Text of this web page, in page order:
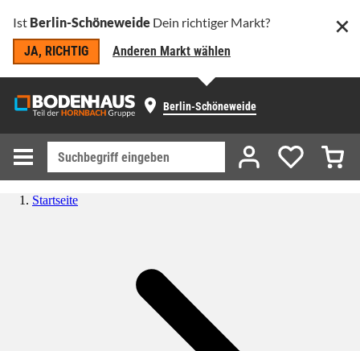
Ist Berlin-Schöneweide Dein richtiger Markt?
JA, RICHTIG
Anderen Markt wählen
Berlin-Schöneweide
Startseite